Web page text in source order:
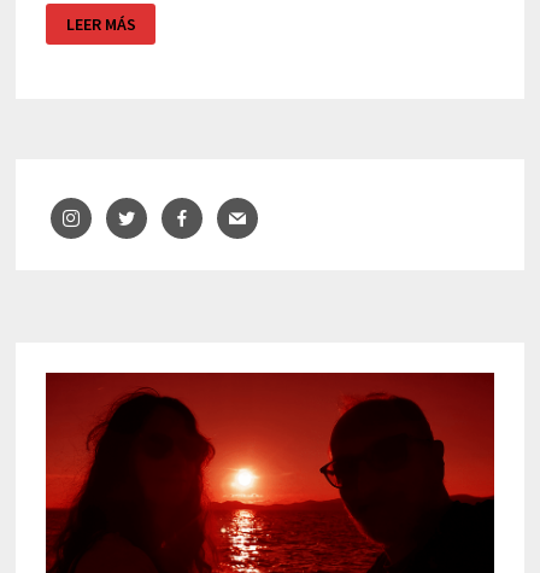
SPUTNIK:
EXPOSICIÓN
COSMOCAIXA
LEER MÁS